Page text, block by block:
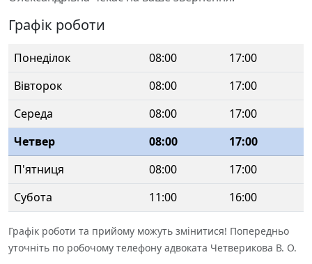
Графік роботи
Понеділок 08:00
17:00
Вівторок
08:00
17:00
Середа
08:00
17:00
Четвер
08:00
17:00
П'ятниця
08:00
17:00
Субота
11:00 16:00
Графік роботи та прийому можуть змінитися! Попередньо
уточніть по робочому телефону адвоката Четверикова В. О.